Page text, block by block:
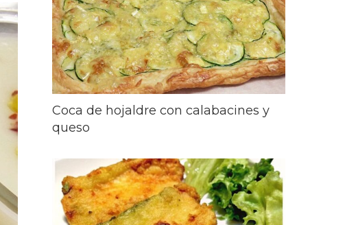
Coca de hojaldre con calabacines y
queso